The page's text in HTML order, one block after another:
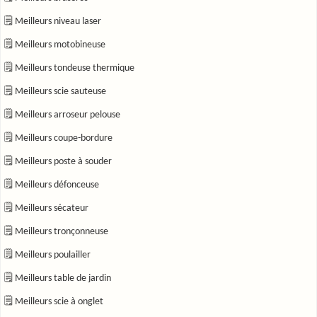
🗒 Meilleurs niveau laser
🗒 Meilleurs motobineuse
🗒 Meilleurs tondeuse thermique
🗒 Meilleurs scie sauteuse
🗒 Meilleurs arroseur pelouse
🗒 Meilleurs coupe-bordure
🗒 Meilleurs poste à souder
🗒 Meilleurs défonceuse
🗒 Meilleurs sécateur
🗒 Meilleurs tronçonneuse
🗒 Meilleurs poulailler
🗒 Meilleurs table de jardin
🗒 Meilleurs scie à onglet